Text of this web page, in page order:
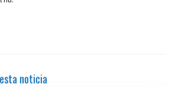
noticia